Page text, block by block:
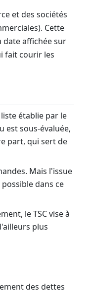
et des sociétés
Cette
date affichée sur
fait courir les
établie par le
est sous-évaluée,
part, qui sert de
Mais l'issue
dans ce
le TSC vise à
plus
des dettes